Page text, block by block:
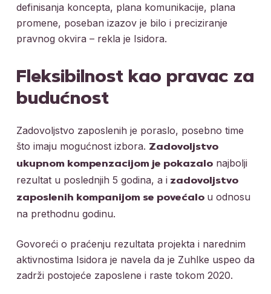
definisanja koncepta, plana komunikacije, plana
promene, poseban izazov je bilo i preciziranje
pravnog okvira – rekla je Isidora.
Fleksibilnost kao pravac za
budućnost
Zadovoljstvo zaposlenih je poraslo, posebno time
što imaju mogućnost izbora. Zadovoljstvo
ukupnom kompenzacijom je pokazalonajbolji
rezultat u poslednjih 5 godina, a i zadovoljstvo
zaposlenih kompanijom se povećalo u odnosu
na prethodnu godinu.
Govoreći o praćenju rezultata projekta i narednim
aktivnostima Isidora je navela da je Zuhlke uspeo da
zadrži postojeće zaposlene i raste tokom 2020.